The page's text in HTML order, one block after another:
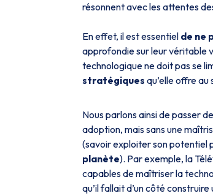
résonnent avec les attentes
En effet, il est essentiel de ne
approfondie sur leur véritable
technologique ne doit pas se
stratégiques qu’elle offre
Nous parlons ainsi de passer
adoption, mais sans une
(savoir exploiter son potentiel
planète). Par exemple, la
capables de maîtriser la
qu’il fallait d’un côté